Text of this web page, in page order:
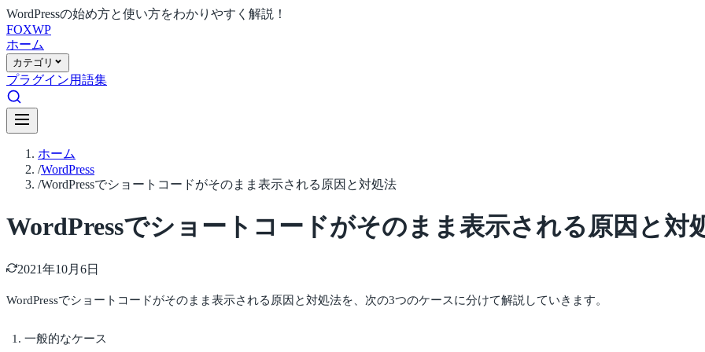
WordPressの始め方と使い方をわかりやすく解説！
FOXWP
ホーム
カテゴリ
プラグイン用語集
ホーム
/WordPress
/WordPressでショートコードがそのまま表示される原因と対処法
WordPressでショートコードがそのまま表示される原因と対
2021年10月6日
WordPressでショートコードがそのまま表示される原因と対処法を、次の3つのケースに分けて解説していきます。
一般的なケース